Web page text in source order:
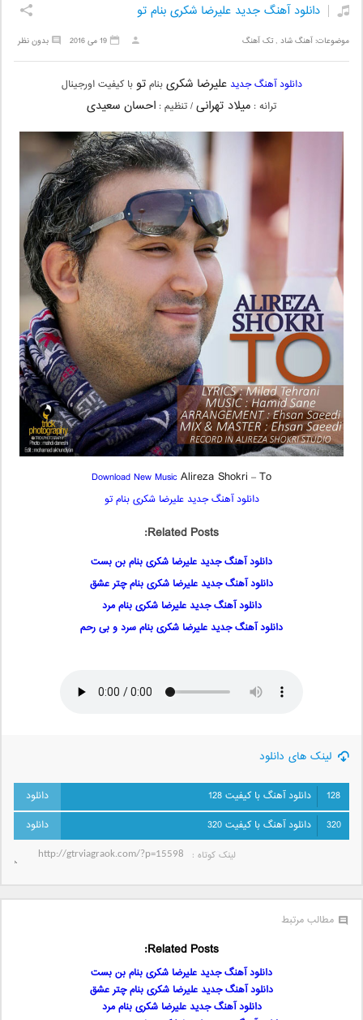
دانلود آهنگ جدید علیرضا شکری بنام تو
موضوعات:آهنگ شاد ,تک آهنگ بدون نظر 19 می 2016
دانلود آهنگ جدید علیرضا شکریبنامتوبا کیفیت اورجینال
ترانه : میلاد تهرانی/ تنظیم : احسان سعیدی
Download New MusicAlireza Shokri –To
دانلود آهنگ جدید علیرضا شکری بنام تو
Related Posts:
دانلود آهنگ جدید علیرضا شکری بنام بن بست
دانلود آهنگ جدید علیرضا شکری بنام چتر عشق
دانلود آهنگ جدید علیرضا شکری بنام مرد
دانلود آهنگ جدید علیرضا شکری بنام سرد و بی رحم
لینک های دانلود
128
دانلود آهنگ با کیفیت 128
320
دانلود آهنگ با کیفیت 320
لینک کوتاه‌ :
مطالب مرتبط
Related Posts:
دانلود آهنگ جدید علیرضا شکری بنام بن بست
دانلود آهنگ جدید علیرضا شکری بنام چتر عشق
دانلود آهنگ جدید علیرضا شکری بنام مرد